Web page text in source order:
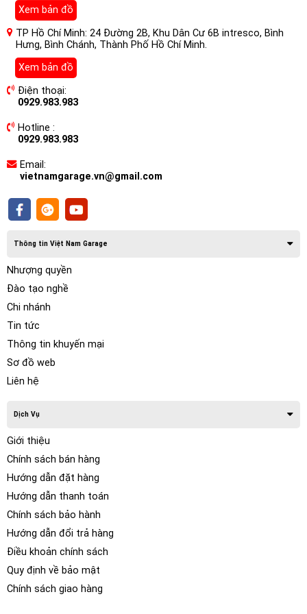
người lái xe nếu phương tiện bắt đầu đi chệch khỏi làn
đường của mình hoặc khi nó có nguy cơ sắp xảy ra va
chạm.
TẦM NHÌN BAN ĐÊM
Chỉnh sửa chất lượng hình ảnh ban đêm
Các video được quay bởi camera hành trình trong môi
trường ánh sáng yếu như ngõ tối hoặc bãi đậu xe ngầm có
thể gây khó khăn khi bạn cố gắng xác định chính xác thông
IROAD NIGHT VISION sử dụng công nghệ ISP (Xử lý tín
hiệu hình ảnh) mới và chức năng xử lý hình ảnh thời gian
của chúng tôi khi được ghi ở chế độ đỗ xe vào ban đêm.
Xem bản đồ
TP Hồ Chí Minh: 24 Đường 2B, Khu Dân Cư 6B intresco, Bình
Hưng, Bình Chánh, Thành Phố Hồ Chí Minh.
Xem bản đồ
Điện thoại:
0929.983.983
Hotline :
0929.983.983
Email:
vietnamgarage.vn@gmail.com
Thông tin Việt Nam Garage
Nhượng quyền
Đào tạo nghề
Chi nhánh
Tin tức
Thông tin khuyến mại
Sơ đồ web
Liên hệ
Dịch Vụ
Giới thiệu
Chính sách bán hàng
Hướng dẫn đặt hàng
Hướng dẫn thanh toán
Chính sách bảo hành
Hướng dẫn đổi trả hàng
Điều khoản chính sách
Quy định về bảo mật
Chính sách giao hàng